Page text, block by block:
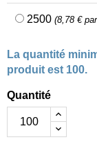
2500 (8,78 €
La quantité
produit est 100.
Quantité